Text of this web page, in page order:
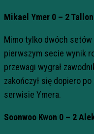
Mikael Ymer 0 – 2
Mimo tylko dwóch setów
pierwszym secie wynik
przewagi wygrał
zakończył się dopiero
serwisie Ymera.
Soonwoo Kwon 0 – 2